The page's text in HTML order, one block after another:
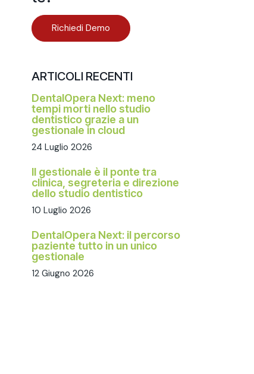
Richiedi Demo
ARTICOLI RECENTI
DentalOpera Next: meno
tempi morti nello studio
dentistico grazie a un
gestionale in cloud
24 Luglio 2026
Il gestionale è il ponte tra
clinica, segreteria e direzione
dello studio dentistico
10 Luglio 2026
DentalOpera Next: il percorso
paziente tutto in un unico
gestionale
12 Giugno 2026